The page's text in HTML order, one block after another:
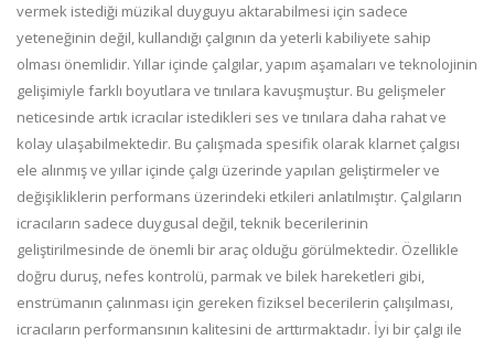
vermek istediği müzikal duyguyu aktarabilmesi için sadece
yeteneğinin değil, kullandığı çalgının da yeterli kabiliyete sahip
olması önemlidir. Yıllar içinde çalgılar, yapım aşamaları ve teknolojinin
gelişimiyle farklı boyutlara ve tınılara kavuşmuştur. Bu gelişmeler
neticesinde artık icracılar istedikleri ses ve tınılara daha rahat ve
kolay ulaşabilmektedir. Bu çalışmada spesifik olarak klarnet çalgısı
ele alınmış ve yıllar içinde çalgı üzerinde yapılan geliştirmeler ve
değişikliklerin performans üzerindeki etkileri anlatılmıştır. Çalgıların
icracıların sadece duygusal değil, teknik becerilerinin
geliştirilmesinde de önemli bir araç olduğu görülmektedir. Özellikle
doğru duruş, nefes kontrolü, parmak ve bilek hareketleri gibi,
enstrümanın çalınması için gereken fiziksel becerilerin çalışılması,
icracıların performansının kalitesini de arttırmaktadır. İyi bir çalgı ile